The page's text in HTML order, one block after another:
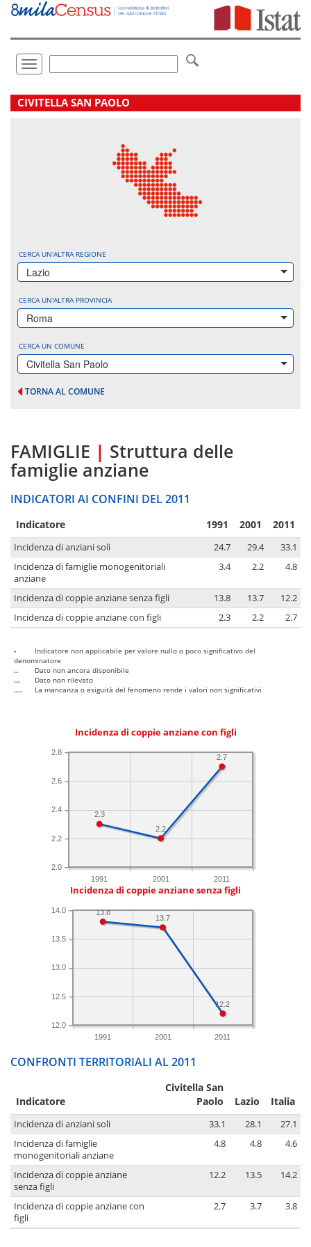
Vai
direttamente
Toggle
navigation
.
CIVITELLA SAN PAOLO
CERCA UN'ALTRA REGIONE
Lazio
CERCA UN'ALTRA PROVINCIA
Roma
CERCA UN COMUNE
Civitella San Paolo
TORNA AL COMUNE
FAMIGLIE | Struttura delle
famiglie anziane
INDICATORI AI CONFINI DEL 2011
Indicatore 1991 2001 2011
Incidenza di anziani soli 24.7 29.4
33.1
Incidenza di famiglie monogenitoriali
anziane
3.4 2.2 4.8
Incidenza di coppie anziane senza figli 13.8 13.7
12.2
Incidenza di coppie anziane con figli
2.3 2.2 2.7
-
Indicatore non applicabile per valore nullo o poco significativo del
denominatore
..
Dato non ancora disponibile
...
Dato non rilevato
....
La mancanza o esiguità del fenomeno rende i valori non significativi
Incidenza di coppie anziane con figli
1991 2001 2011
2.0
2.2
2.4
2.6
2.8
2.7
2.2
2.3
Incidenza di coppie anziane senza figli
1991 2001 2011
12.0
12.5
13.0
13.5
14.0
12.2
13.7
13.8
CONFRONTI TERRITORIALI AL 2011
Indicatore
Civitella San
Paolo
Lazio Italia
Incidenza di anziani soli 33.1 28.1
27.1
Incidenza di famiglie
monogenitoriali anziane
4.8 4.8 4.6
Incidenza di coppie anziane
senza figli
12.2 13.5 14.2
Incidenza di coppie anziane con
figli
2.7 3.7 3.8